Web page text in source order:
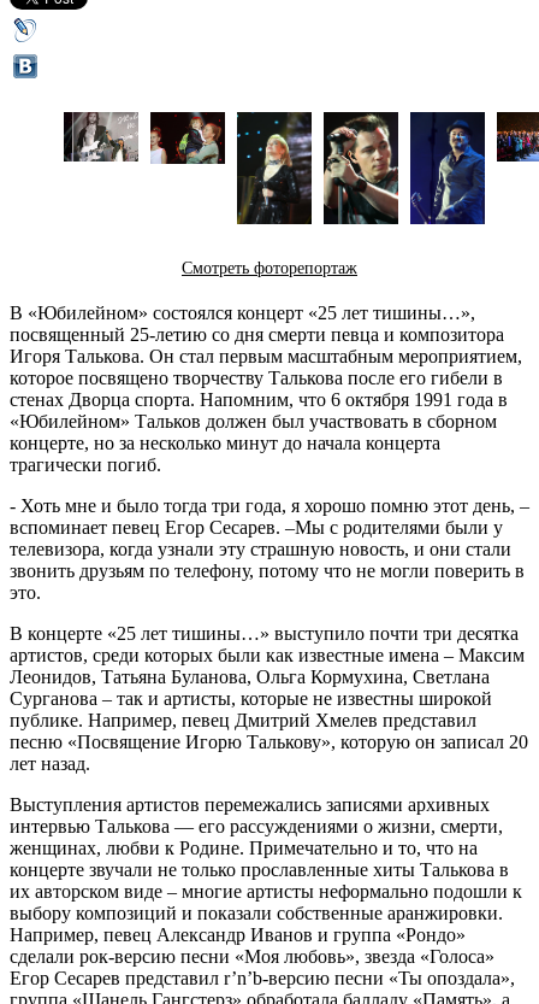
Смотреть фоторепортаж
В «Юбилейном» состоялся концерт «25 лет тишины…»,
посвященный 25-летию со дня смерти певца и композитора
Игоря Талькова. Он стал первым масштабным мероприятием,
которое посвящено творчеству Талькова после его гибели в
стенах Дворца спорта. Напомним, что 6 октября 1991 года в
«Юбилейном» Тальков должен был участвовать в сборном
концерте, но за несколько минут до начала концерта
трагически погиб.
- Хоть мне и было тогда три года, я хорошо помню этот день, –
вспоминает певец Егор Сесарев. –Мы с родителями были у
телевизора, когда узнали эту страшную новость, и они стали
звонить друзьям по телефону, потому что не могли поверить в
это.
В концерте «25 лет тишины…» выступило почти три десятка
артистов, среди которых были как известные имена – Максим
Леонидов, Татьяна Буланова, Ольга Кормухина, Светлана
Сурганова – так и артисты, которые не известны широкой
публике. Например, певец Дмитрий Хмелев представил
песню «Посвящение Игорю Талькову», которую он записал 20
лет назад.
Выступления артистов перемежались записями архивных
интервью Талькова — его рассуждениями о жизни, смерти,
женщинах, любви к Родине. Примечательно и то, что на
концерте звучали не только прославленные хиты Талькова в
их авторском виде – многие артисты неформально подошли к
выбору композиций и показали собственные аранжировки.
Например, певец Александр Иванов и группа «Рондо»
сделали рок-версию песни «Моя любовь», звезда «Голоса»
Егор Сесарев представил r’n’b-версию песни «Ты опоздала»,